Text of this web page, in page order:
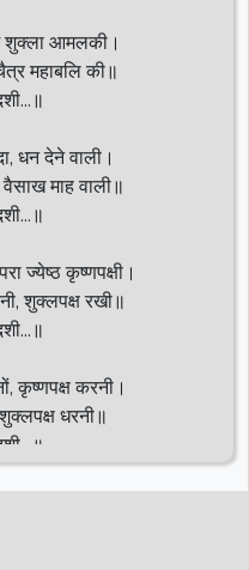
शुक्ला आमलकी।
महाबलि की॥
धन देने वाली।
माह वाली॥
ज्येष्ठ कृष्णपक्षी।
शुक्लपक्ष रखी॥
कृष्णपक्ष करनी।
धरनी॥